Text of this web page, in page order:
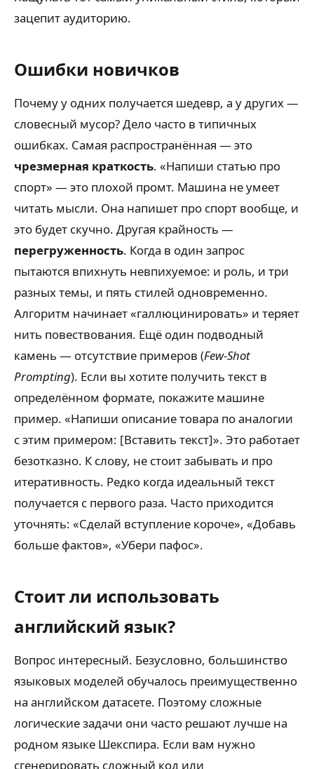
зацепит аудиторию.
Ошибки новичков
Почему у одних получается шедевр, а у других —
словесный мусор? Дело часто в типичных
ошибках. Самая распространённая — это
чрезмерная краткость. «Напиши статью про
спорт» — это плохой промт. Машина не умеет
читать мысли. Она напишет про спорт вообще, и
это будет скучно. Другая крайность —
перегруженность. Когда в один запрос
пытаются впихнуть невпихуемое: и роль, и три
разных темы, и пять стилей одновременно.
Алгоритм начинает «галлюцинировать» и теряет
нить повествования. Ещё один подводный
камень — отсутствие примеров (Few-Shot
Prompting). Если вы хотите получить текст в
определённом формате, покажите машине
пример. «Напиши описание товара по аналогии
с этим примером: [Вставить текст]». Это работает
безотказно. К слову, не стоит забывать и про
итеративность. Редко когда идеальный текст
получается с первого раза. Часто приходится
уточнять: «Сделай вступление короче», «Добавь
больше фактов», «Убери пафос».
Стоит ли использовать
английский язык?
Вопрос интересный. Безусловно, большинство
языковых моделей обучалось преимущественно
на английском датасете. Поэтому сложные
логические задачи они часто решают лучше на
родном языке Шекспира. Если вам нужно
сгенерировать сложный код или